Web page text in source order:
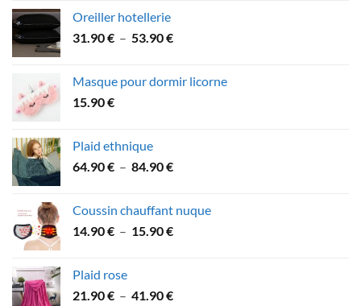
était :
64.90 €.
est :
59.90 €.
Oreiller hotellerie
31.90€ – 53.90€Plage
31.90 €
Masque pour dormir licorne
15.90€
Plaid ethnique
64.90€ – 84.90€Plage
64.90 €
à
Coussin chauffant nuque
14.90€ – 15.90€Plage
à
Plaid rose
21.90€ – 41.90€Plage